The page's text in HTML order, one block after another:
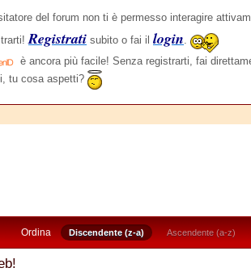
del forum non ti è permesso interagire
Registrati subito o fai il login.
è ancora più facile! Senza registrarti, fai
tu cosa aspetti?
Ordina Discendente (z-a) Ascendente (a-z)